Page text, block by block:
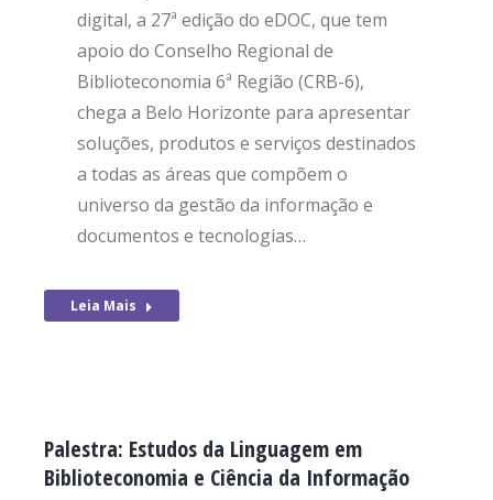
digital, a 27ª edição do eDOC, que tem
apoio do Conselho Regional de
Biblioteconomia 6ª Região (CRB-6),
chega a Belo Horizonte para apresentar
soluções, produtos e serviços destinados
a todas as áreas que compõem o
universo da gestão da informação e
documentos e tecnologias…
Leia Mais
Palestra: Estudos da Linguagem em
Biblioteconomia e Ciência da Informação